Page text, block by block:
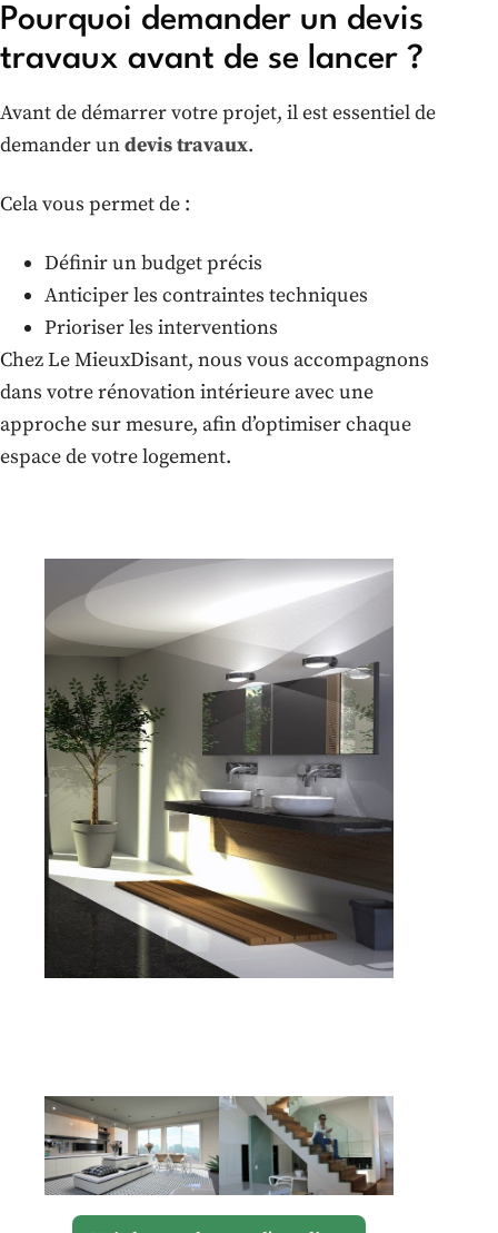
Pourquoi demander un devis
travaux avant de se lancer ?
Avant de démarrer votre projet, il est essentiel de
demander undevis travaux.
Cela vous permet de :
Définir un budget précis
Anticiper les contraintes techniques
Prioriser les interventions
Chez Le MieuxDisant, nous vous accompagnons
dans votre rénovation intérieure avec une
approche sur mesure, afin d’optimiser chaque
espace de votre logement.